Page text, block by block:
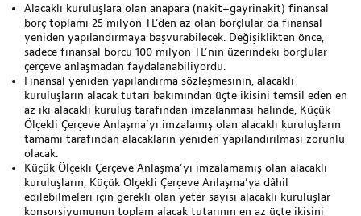
Alacaklı kuruluşlara olan anapara (nakit+gayrinakit) finansal
borç toplamı 25 milyon TL’den az olan borçlular da finansal
yeniden yapılandırmaya başvurabilecek. Değişiklikten önce,
sadece finansal borcu 100 milyon TL’nin üzerindeki borçlular
çerçeve anlaşmadan faydalanabiliyordu.
Finansal yeniden yapılandırma sözleşmesinin, alacaklı
kuruluşların alacak tutarı bakımından üçte ikisini temsil eden en
az iki alacaklı kuruluş tarafından imzalanması halinde, Küçük
Ölçekli Çerçeve Anlaşma’yı imzalamış olan alacaklı kuruluşların
tamamı tarafından alacakların yeniden yapılandırılması zorunlu
olacak.
Küçük Ölçekli Çerçeve Anlaşma’yı imzalamamış olan alacaklı
kuruluşların, Küçük Ölçekli Çerçeve Anlaşma’ya dâhil
edilebilmeleri için gerekli olan yeter sayısı alacaklı kuruluşlar
konsorsiyumunun toplam alacak tutarının en az üçte ikisini